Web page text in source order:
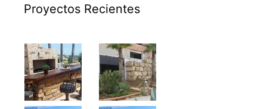
Proyectos Recientes